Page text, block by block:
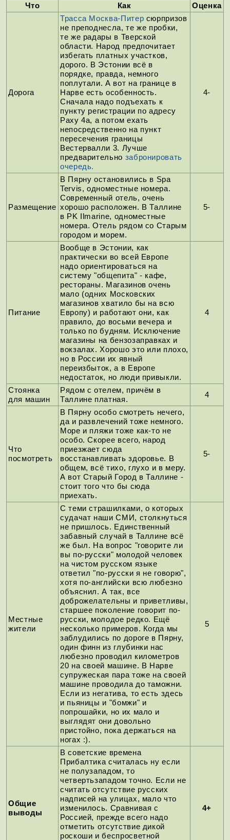
Что
Как Оценка
Дорога
Трасса Москва-Питер сюрпризов
не преподнесла, те же пробки,
те же радары в Тверской
области. Народ предпочитает
избегать платных участков,
дорого. В Эстонии всё в
порядке, правда, немного
поплутали. А вот на границе в
Нарве есть особенность.
Сначала надо подъехать к
пункту регистрации по адресу
Раху 4а, а потом ехать
непосредственно на пункт
пересечения границы
Вестервалли 3. Лучше
предварительно забронировать
очередь.
4-
Размещение
В Пярну остановились в Spa
Tervis, одноместные номера.
Современный отель, очень
хорошо расположен. В Таллине
в PK Ilmarine, одноместные
номера. Отель рядом со Старым
городом и морем.
5-
Питание
Вообще в Эстонии, как
практически во всей Европе
надо ориентироваться на
систему "общепита" - кафе,
рестораны. Магазинов очень
мало (одних Московских
магазинов хватило бы на всю
Европу) и работают они, как
правило, до восьми вечера и
только по будням. Исключение
магазины на бензозаправках и
вокзалах. Хорошо это или плохо,
но в России их явный
переизбыток, а в Европе
недостаток, но люди привыкли.
4
Стоянка
для машин
Рядом с отелем, причём в
Таллине платная.
4
Что
посмотреть
В Пярну особо смотреть нечего,
да и развлечений тоже немного.
Море и пляжи тоже как-то не
особо. Скорее всего, народ
приезжает сюда
восстанавливать здоровье. В
общем, всё тихо, глухо и в меру.
А вот Старый Город в Таллине -
стоит того что бы сюда
приехать.
5-
Местные
жители
С теми страшилками, о которых
судачат наши СМИ, столкнуться
не пришлось. Единственный
забавный случай в Таллине всё
же был. На вопрос "говорите ли
вы по-русски" молодой человек
на чистом русском языке
ответил "по-русски я не говорю",
хотя по-английски всю любезно
объяснил. А так, все
доброжелательны и приветливы,
старшее поколение говорит по-
русски, молодое редко. Ещё
несколько примеров. Когда мы
заблудились по дороге в Пярну,
один финн из глубинки нас
любезно проводил километров
20 на своей машине. В Нарве
супружеская пара тоже на своей
машине проводила до таможни.
Если из негатива, то есть здесь
и пьяницы и "бомжи" и
попрошайки, но их мало и
выглядят они довольно
пристойно, пока держаться на
ногах :).
5
Общие
выводы
В советские времена
Прибалтика считалась ну если
не полузападом, то
четвертьзападом точно. Если не
считать отсутствие русских
надписей на улицах, мало что
изменилось. Сравнивая с
Россией, прежде всего надо
отметить отсутствие дикой
роскоши и беспросветной
4+